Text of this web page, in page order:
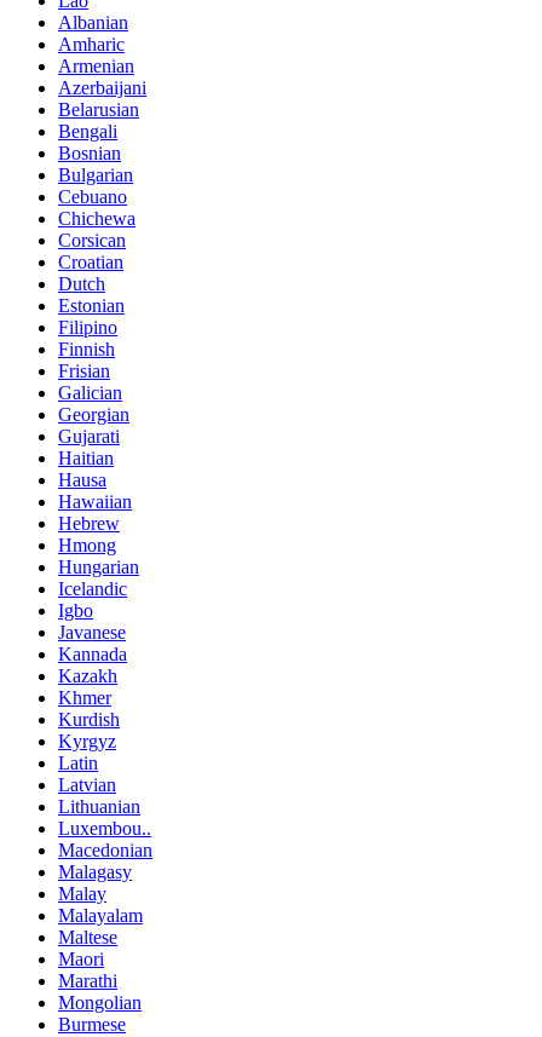
Albanian
Amharic
Armenian
Azerbaijani
Belarusian
Bengali
Bosnian
Bulgarian
Cebuano
Chichewa
Corsican
Croatian
Dutch
Estonian
Filipino
Finnish
Frisian
Galician
Georgian
Gujarati
Haitian
Hausa
Hawaiian
Hebrew
Hmong
Hungarian
Icelandic
Igbo
Javanese
Kannada
Kazakh
Khmer
Kurdish
Kyrgyz
Latin
Latvian
Lithuanian
Luxembou..
Macedonian
Malagasy
Malay
Malayalam
Maltese
Maori
Marathi
Mongolian
Burmese